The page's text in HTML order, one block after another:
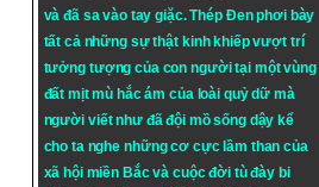
và đã sa vào tay giặc. Thép Đen phơi bày
tất cả những sự thật kinh khiếp vượt trí
tưởng tượng của con người tại một vùng
đất mịt mù hắc ám của loài quỷ dữ mà
người viết như đã đội mồ sống dậy kể
cho ta nghe những cơ cực lầm than của
xã hội miền Bắc và cuộc đời tù đày bi